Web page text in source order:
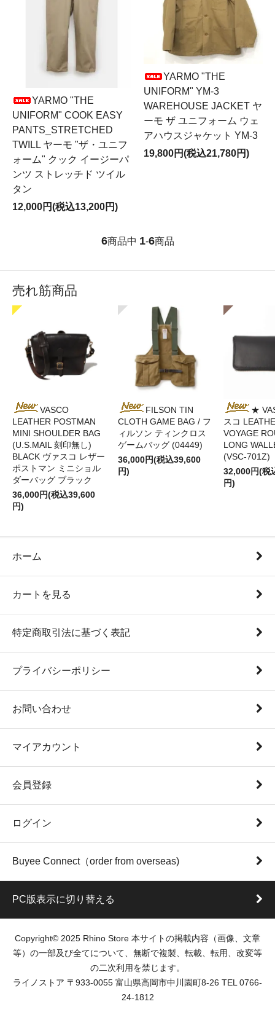
YARMO "THE
UNIFORM" COOK EASY
PANTS_STRETCHED
TWILL ヤーモ "ザ・ユニフ
ォーム" クック イージーパ
ンツ ストレッチド ツイル
タン
12,000円(税込13,200円)
YARMO "THE
UNIFORM" YM-3
WAREHOUSE JACKET ヤ
ーモ ザ ユニフォーム ウェ
アハウスジャケット YM-3
19,800円(税込21,780円)
6商品中 1-6商品
売れ筋商品
VASCO
LEATHER POSTMAN
MINI SHOULDER BAG
(U.S.MAIL 刻印無し)
BLACK ヴァスコ レザー
ポストマン ミニショル
ダーバッグ ブラック
36,000円(税込39,600
円)
FILSON TIN
CLOTH GAME BAG / フ
ィルソン ティンクロス
ゲームバッグ (04449)
36,000円(税込39,600
円)
★
スコ
VOYAGE
LONG
(VSC-701Z)
32,000円(税
円)
ホーム
カートを見る
特定商取引法に基づく表記
プライバシーポリシー
お問い合わせ
マイアカウント
会員登録
ログイン
Buyee Connect（order from overseas)
PC版表示に切り替える
Copyright© 2025 Rhino Store 本サイトの掲載内容（画像、文章
等）の一部及び全てについて、無断で複製、転載、転用、改変等
の二次利用を禁じます。
ライノストア 〒933-0055 富山県高岡市中川園町8-26 TEL 0766-
24-1812